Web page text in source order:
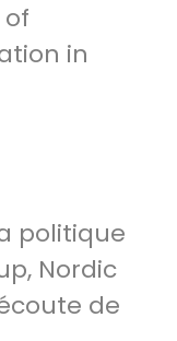
in
politique
Nordic
de